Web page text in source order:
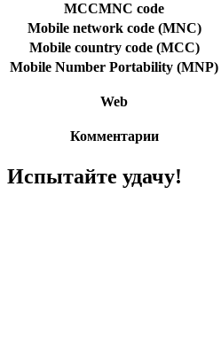
MCCMNC code
Mobile network code (MNC)
Mobile country code (MCC)
Mobile Number Portability (MNP)
Web
Комментарии
Испытайте удачу!